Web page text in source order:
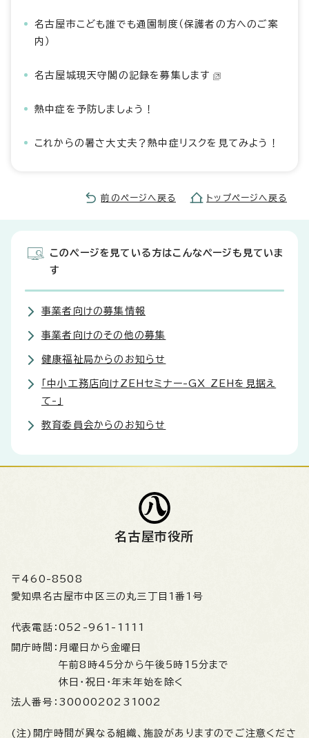
名古屋市こども誰でも通園制度（保護者の方へのご案
内）
名古屋城現天守閣の記録を募集します
熱中症を予防しましょう！
これからの暑さ大丈夫？熱中症リスクを見てみよう！
前のページへ戻る トップページへ戻る
このページを見ている方はこんなページも見ていま
す
事業者向けの募集情報
事業者向けのその他の募集
健康福祉局からのお知らせ
「中小工務店向けZEHセミナー-GX ZEHを見据え
て-」
教育委員会からのお知らせ
名古屋市役所
〒460-8508
愛知県名古屋市中区三の丸三丁目1番1号
代表電話： 052-961-1111
開庁時間： 月曜日から金曜日
午前8時45分から午後5時15分まで
休日・祝日・年末年始を除く
法人番号： 3000020231002
(注)開庁時間が異なる組織、施設がありますのでご注意くださ